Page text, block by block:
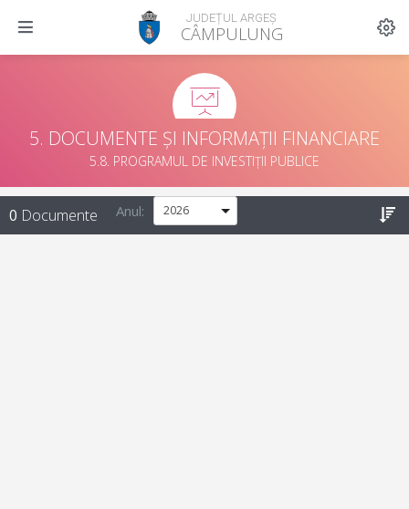
JUDEȚUL ARGEȘ
CÂMPULUNG
5. DOCUMENTE ȘI INFORMAȚII FINANCIARE
5.8. PROGRAMUL DE INVESTIȚII PUBLICE
0 Documente Anul: